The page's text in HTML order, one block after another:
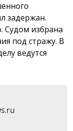
задержан.
Судом избрана
под стражу. В
ведутся